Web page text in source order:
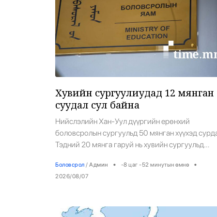
Хувийн сургуулиудад 12 мянган
суудал сул байна
Нийслэлийн Хан-Уул дүүргийн ерөнхий
боловсролын сургуульд 50 мянган хүүхэд
Тэдний 20 мянга гаруй нь хувийн сургуульд
олонх нь хувийн сургууль сонгожээ.
Боловсролын яамны төрийн нарийн бичгийн
ашиглая. Шинээр улсын сургууль барина гэвэл
Боловсрол / Админ • -8 цаг -52 минутын өмнө •
2026/08/07